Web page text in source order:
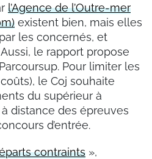
l’Agence de l’Outre-mer
existent bien, mais elles
les concernés, et
le rapport propose
Pour limiter les
le Coj souhaite
du supérieur à
distance des épreuves
d’entrée.
contraints »,